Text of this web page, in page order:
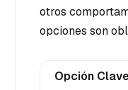
otros
opciones son
Opción